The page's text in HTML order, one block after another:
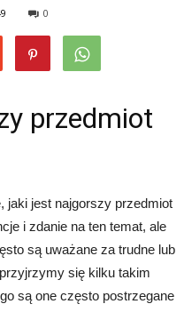
0
przedmiot
jaki jest najgorszy przedmiot
i zdanie na ten temat, ale
są uważane za trudne lub
się kilku takim
są one często postrzegane